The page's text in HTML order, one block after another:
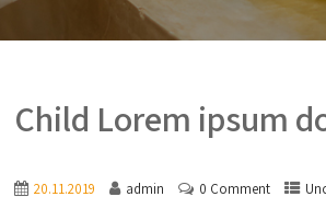
Child Lorem ipsum
20.11.2019 admin 0 Comment